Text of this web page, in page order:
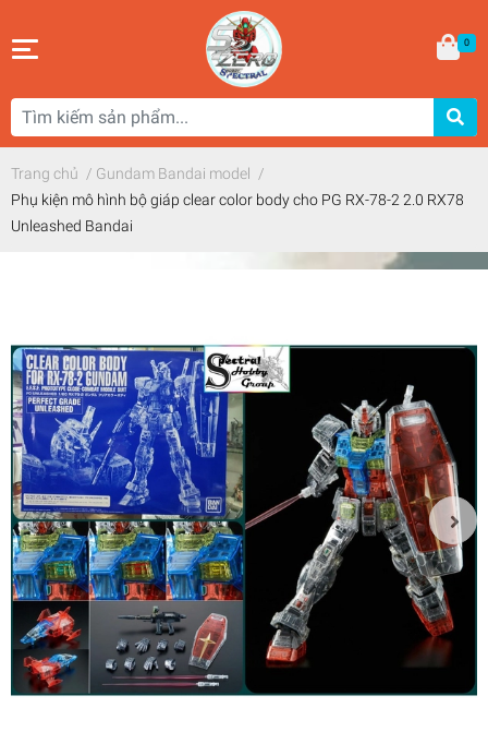
0
Trang chủ / Gundam Bandai model /
Phụ kiện mô hình bộ giáp clear color body cho PG RX-78-2 2.0 RX78
Unleashed Bandai